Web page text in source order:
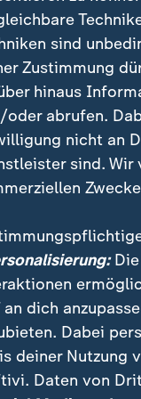
munter mit,
früh
zu sehen, wie
sind
Zustimmung
hinaus
oder abrufen.
nicht an
sind. Wir
Die
an dich
Dabei
deiner Nutzung
Daten von